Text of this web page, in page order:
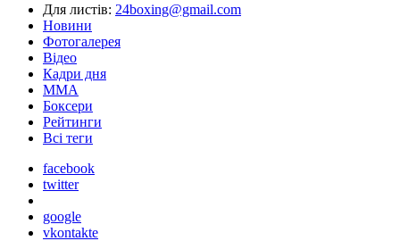
Для листів: 24boxing@gmail.com
Новини
Фотогалерея
Відео
Кадри дня
ММА
Боксери
Рейтинги
Всі теги
facebook
twitter
google
vkontakte